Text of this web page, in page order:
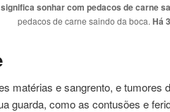
sonhar com pedacos de carne
pedacos de carne saindo da boca.Há
matérias e sangrento, e tumores
guarda, como as contusões e